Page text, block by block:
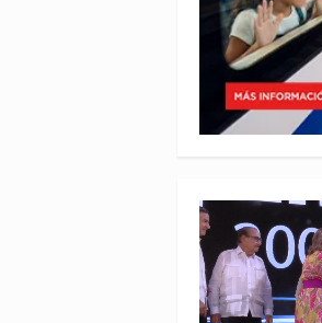
Reproductor
de
vídeo